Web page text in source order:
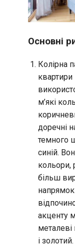
Основні
Колірна
квартири
м’які
доречні
темного
синій.
кольори,
більш
акценту
металеві
і золотий.